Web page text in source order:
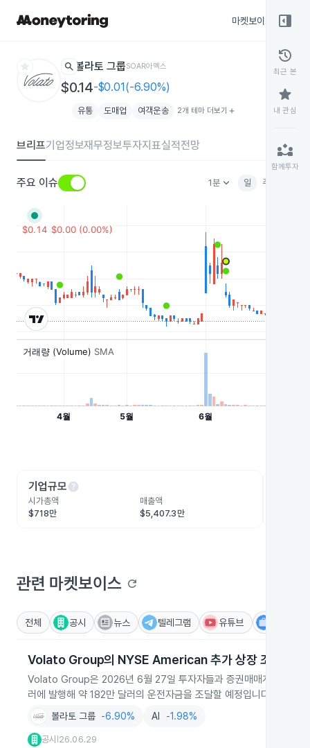
마켓보이스
star search 볼라토 그룹SOAR아멕스
$0.14-$0.01(-6.90%)
유통 도매업 여객운송 2개 테마 더보기 add
브리프기업정보재무정보투자지표실적전망
주요 이슈 1분keyboard_arrow_down 일 주
기업규모help
시가총액
$718만
매출액
$5,407.3만
관련 마켓보이스 refresh
전체 공시 뉴스 텔레그램 유튜브
Volato Group의 NYSE American 추가 상장 조건부 유
Volato Group은 2026년 6월 27일 투자자들과 증권매매계약을 체
러에 발행해 약 182만 달러의 운전자금을 조달할 예정입니다.
볼라토 그룹 -6.90% AI -1.98%
공시 26.06.29
right_panel_open
history
최근 본
star
내 관심
partner_exchange
함께투자